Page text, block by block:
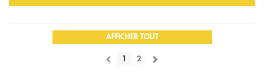
AFFICHER TOUT
1 2